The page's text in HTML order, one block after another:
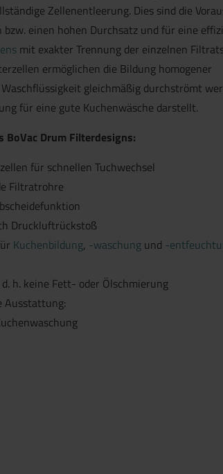
Zell­en­entleerung. Dies sind die
einen hohen Durchsatz und für eine
mit exakter Trennung der einzelnen
ermöglichen die Bildung homogener
gleichmäßig durchströmt
für eine gute Kuchenwäsche darstellt.
BoVac Drum Filterdesigns:
für schnellen Tuchwechsel
Filtratrohre
Druckluftrückstoß
Kuchenbildung, -waschungund -
h. keine Fett- oder Ölschmierung
Ausstattung:
die gemerkte Auswahl anfragen.